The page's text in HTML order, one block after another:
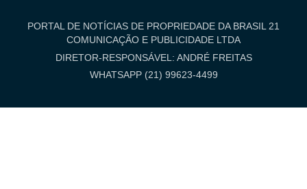
PORTAL DE NOTÍCIAS DE PROPRIEDADE DA BRASIL 21
COMUNICAÇÃO E PUBLICIDADE LTDA
DIRETOR-RESPONSÁVEL: ANDRÉ FREITAS
WHATSAPP (21) 99623-4499